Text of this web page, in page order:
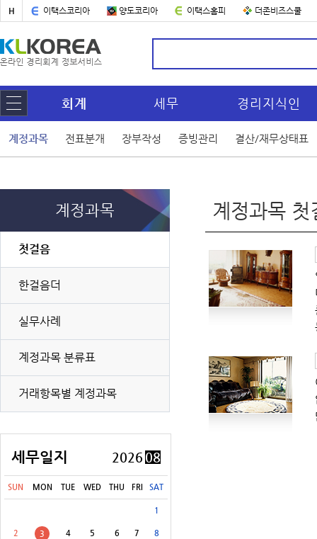
H 이택스코리아 양도코리아 이택스홈피 더존비즈스쿨
회계 세무 경리지식인
계정과목 전표분개 장부작성 증빙관리 결산/재무상태표
계정과목
첫걸음
한걸음더
실무사례
계정과목 분류표
거래항목별 계정과목
세무일지 2026 08
SUN MON TUE WED THU FRI SAT
1
2 3 4 5 6 7 8
[8월 31일(월)] 교통·에너지·환경세(교육세 포함) 신고납부
[8월 31일(월)] 교육세(금융·보험업자) 중간예납
계정과목 첫